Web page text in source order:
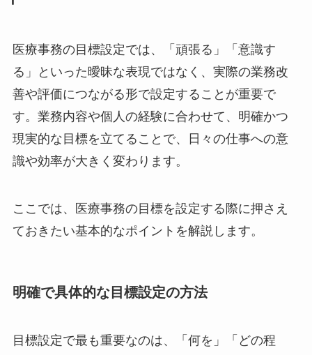
医療事務の目標設定では、「頑張る」「意識す
る」といった曖昧な表現ではなく、実際の業務改
善や評価につながる形で設定することが重要で
す。業務内容や個人の経験に合わせて、明確かつ
現実的な目標を立てることで、日々の仕事への意
識や効率が大きく変わります。
ここでは、医療事務の目標を設定する際に押さえ
ておきたい基本的なポイントを解説します。
明確で具体的な目標設定の方法
目標設定で最も重要なのは、「何を」「どの程